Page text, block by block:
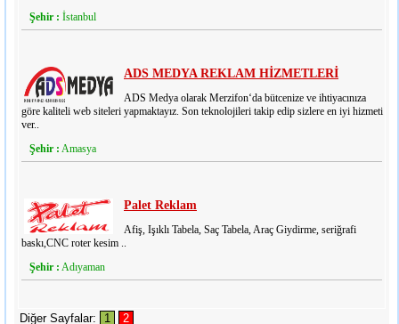
Şehir : İstanbul
ADS MEDYA REKLAM HİZMETLERİ
ADS Medya olarak Merzifon‘da bütcenize ve ihtiyacınıza
göre kaliteli web siteleri yapmaktayız. Son teknolojileri takip edip sizlere en iyi hizmeti
ver..
Şehir : Amasya
Palet Reklam
Afiş, Işıklı Tabela, Saç Tabela, Araç Giydirme, seriğrafi
baskı,CNC roter kesim ..
Şehir : Adıyaman
Diğer Sayfalar: 1 2